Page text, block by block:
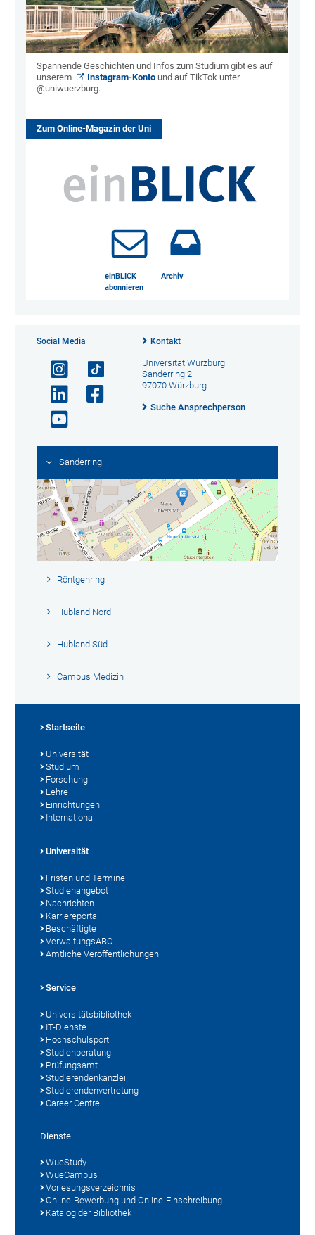
Spannende Geschichten und Infos zum Studium gibt es auf
unserem
Instagram-Konto und auf TikTok unter
@uniwuerzburg.
Zum Online-Magazin der Uni
einBLICK
abonnieren
Archiv
Social Media Kontakt
Universität Würzburg
Sanderring 2
97070 Würzburg
Suche Ansprechperson
Sanderring
Röntgenring
Hubland Nord
Hubland Süd
Campus Medizin
Startseite
Universität
Studium
Forschung
Lehre
Einrichtungen
International
Universität
Fristen und Termine
Studienangebot
Nachrichten
Karriereportal
Beschäftigte
VerwaltungsABC
Amtliche Veröffentlichungen
Service
Universitätsbibliothek
IT-Dienste
Hochschulsport
Studienberatung
Prüfungsamt
Studierendenkanzlei
Studierendenvertretung
Career Centre
Dienste
WueStudy
WueCampus
Vorlesungsverzeichnis
Online-Bewerbung und Online-Einschreibung
Katalog der Bibliothek